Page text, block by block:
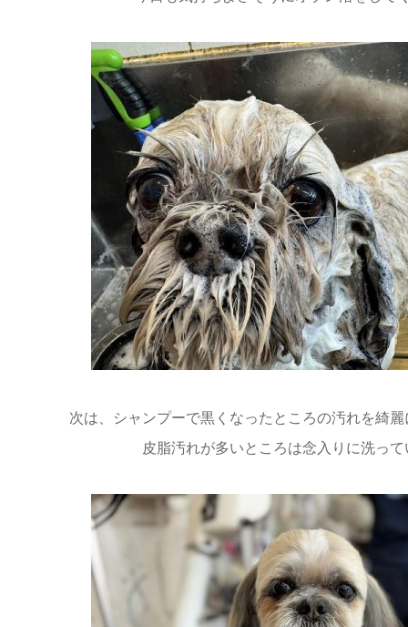
次は、シャンプーで黒くなったところの汚れを綺
皮脂汚れが多いところは念入りに洗っ